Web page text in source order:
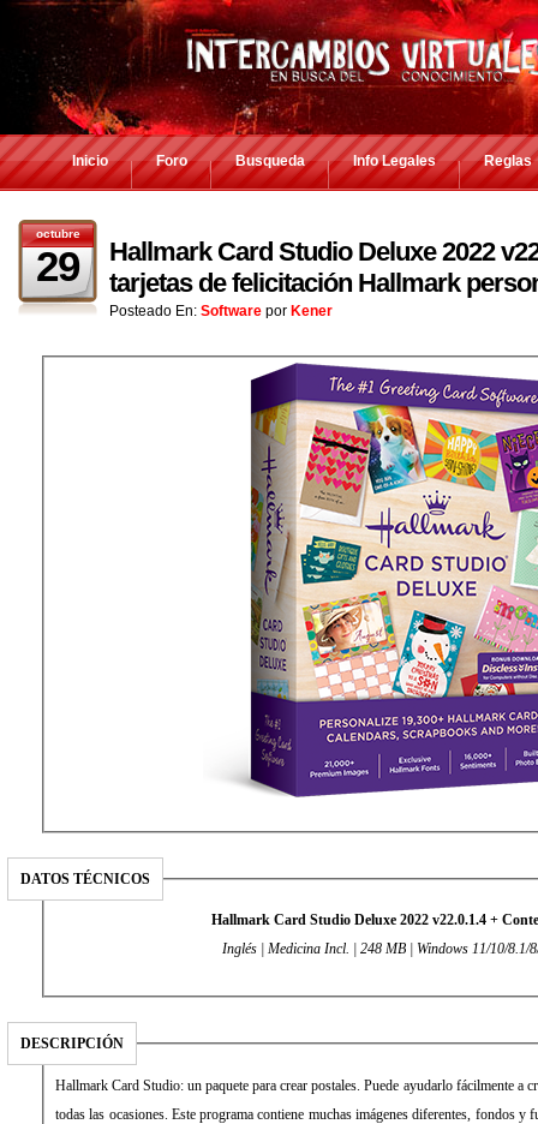
Inicio Foro Busqueda Info Legales Reglas
octubre
29
Hallmark Card Studio Deluxe 2022
tarjetas de felicitación Hallmark
Posteado En: Software por Kener
DATOS TÉCNICOS
Hallmark Card Studio Deluxe 2022 v22.0.1.4 +
Inglés | Medicina Incl. | 248 MB | Windows 11/10/8.1/
DESCRIPCIÓN
Hallmark Card Studio: un paquete para crear postales. Puede ayudarlo fácilmente a
todas las ocasiones. Este programa contiene muchas imágenes diferentes, fondos y